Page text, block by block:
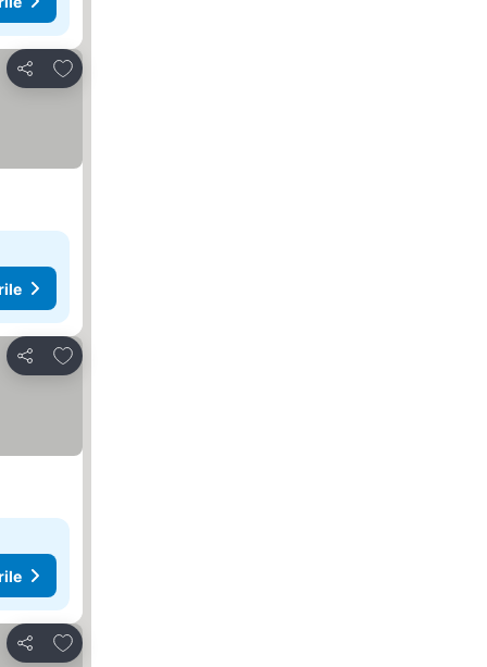
Distribuiți
Adăugaţi la favorite
Distribuiți
Adăugaţi la favorite
Distribuiți
Adăugaţi la favorite